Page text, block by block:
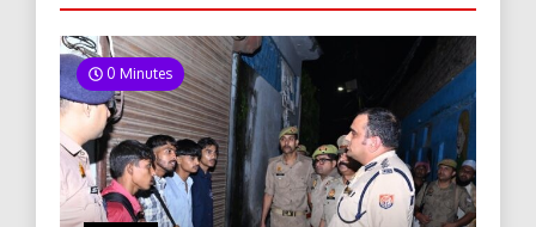
0 Minutes